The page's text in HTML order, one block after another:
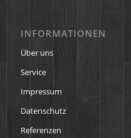
INFORMATIONEN
Über uns
Service
Impressum
Datenschutz
Referenzen